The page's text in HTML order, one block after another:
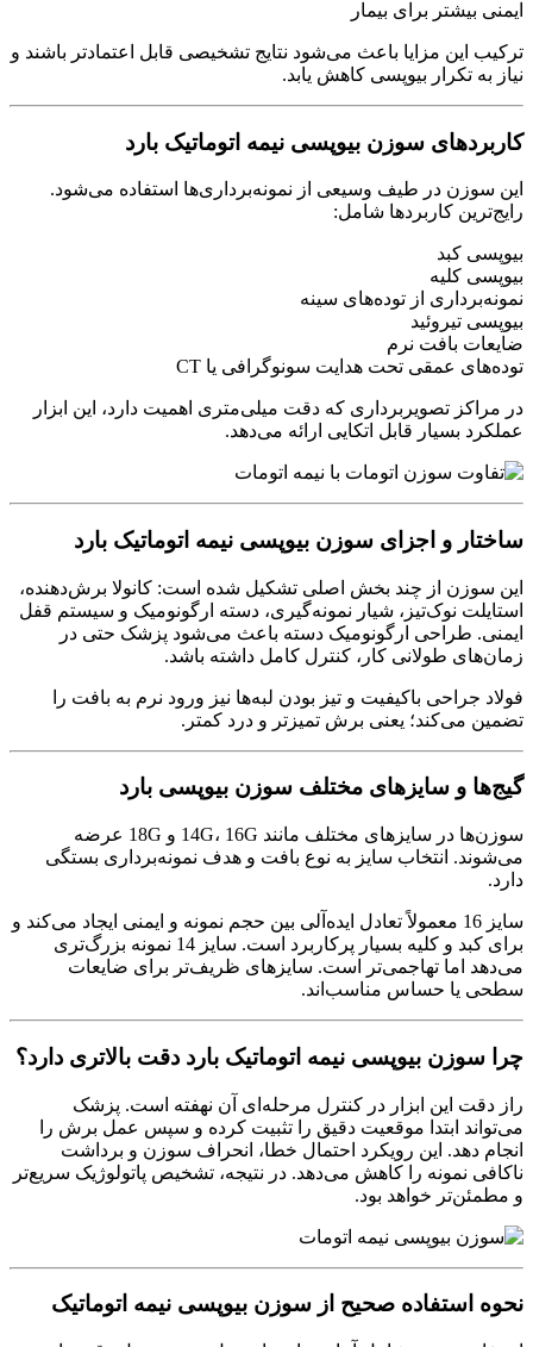
ایمنی بیشتر برای بیمار
ترکیب این مزایا باعث می‌شود نتایج تشخیصی قابل اعتمادتر باشند و
نیاز به تکرار بیوپسی کاهش یابد.
کاربردهای سوزن بیوپسی نیمه اتوماتیک بارد
این سوزن در طیف وسیعی از نمونه‌برداری‌ها استفاده می‌شود.
رایج‌ترین کاربردها شامل:
بیوپسی کبد
بیوپسی کلیه
نمونه‌برداری از توده‌های سینه
بیوپسی تیروئید
ضایعات بافت نرم
توده‌های عمقی تحت هدایت سونوگرافی یا CT
در مراکز تصویربرداری که دقت میلی‌متری اهمیت دارد، این ابزار
عملکرد بسیار قابل اتکایی ارائه می‌دهد.
ساختار و اجزای سوزن بیوپسی نیمه اتوماتیک بارد
این سوزن از چند بخش اصلی تشکیل شده است: کانولا برش‌دهنده،
استایلت نوک‌تیز، شیار نمونه‌گیری، دسته ارگونومیک و سیستم قفل
ایمنی. طراحی ارگونومیک دسته باعث می‌شود پزشک حتی در
زمان‌های طولانی کار، کنترل کامل داشته باشد.
فولاد جراحی باکیفیت و تیز بودن لبه‌ها نیز ورود نرم به بافت را
تضمین می‌کند؛ یعنی برش تمیزتر و درد کمتر.
گیج‌ها و سایزهای مختلف سوزن بیوپسی بارد
سوزن‌ها در سایزهای مختلف مانند 14G، 16G و 18G عرضه
می‌شوند. انتخاب سایز به نوع بافت و هدف نمونه‌برداری بستگی
دارد.
سایز 16 معمولاً تعادل ایده‌آلی بین حجم نمونه و ایمنی ایجاد می‌کند و
برای کبد و کلیه بسیار پرکاربرد است. سایز 14 نمونه بزرگ‌تری
می‌دهد اما تهاجمی‌تر است. سایزهای ظریف‌تر برای ضایعات
سطحی یا حساس مناسب‌اند.
چرا سوزن بیوپسی نیمه اتوماتیک بارد دقت بالاتری دارد؟
راز دقت این ابزار در کنترل مرحله‌ای آن نهفته است. پزشک
می‌تواند ابتدا موقعیت دقیق را تثبیت کرده و سپس عمل برش را
انجام دهد. این رویکرد احتمال خطا، انحراف سوزن و برداشت
ناکافی نمونه را کاهش می‌دهد. در نتیجه، تشخیص پاتولوژیک سریع‌تر
و مطمئن‌تر خواهد بود.
نحوه استفاده صحیح از سوزن بیوپسی نیمه اتوماتیک